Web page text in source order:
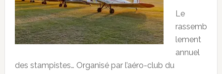
Le
rassemb
lement
annuel
des stampistes… Organisé par l’aéro-club du